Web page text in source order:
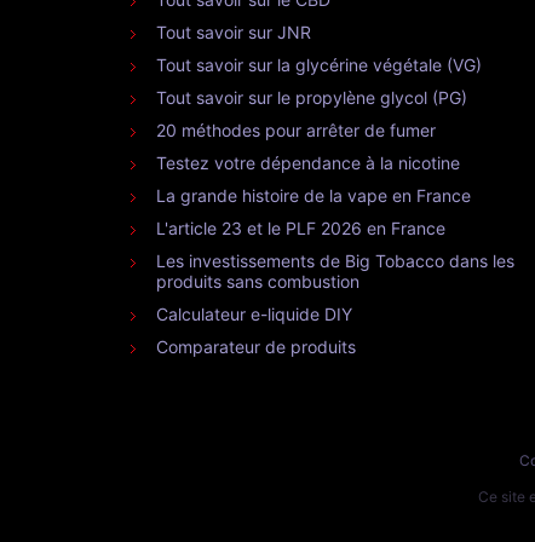
Tout savoir sur JNR
Tout savoir sur la glycérine végétale (VG)
Tout savoir sur le propylène glycol (PG)
20 méthodes pour arrêter de fumer
Testez votre dépendance à la nicotine
La grande histoire de la vape en France
L'article 23 et le PLF 2026 en France
Les investissements de Big Tobacco dans les
produits sans combustion
Calculateur e-liquide DIY
Comparateur de produits
Ce site